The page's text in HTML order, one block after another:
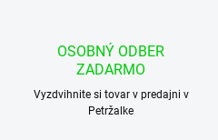
OSOBNÝ ODBER
ZADARMO
Vyzdvihnite si tovar v predajni v
Petržalke